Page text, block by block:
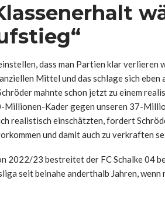
dass man Partien klar
Mittel und das schlage sich
mahnte schon jetzt zu einem
Millionen-Kader gegen unseren 37-
realistisch einschätzten, fordert
und damit auch zu verkraften
2022/23 bestreitet der FC Schalke 04
seit beinahe anderthalb Jahren, wenn